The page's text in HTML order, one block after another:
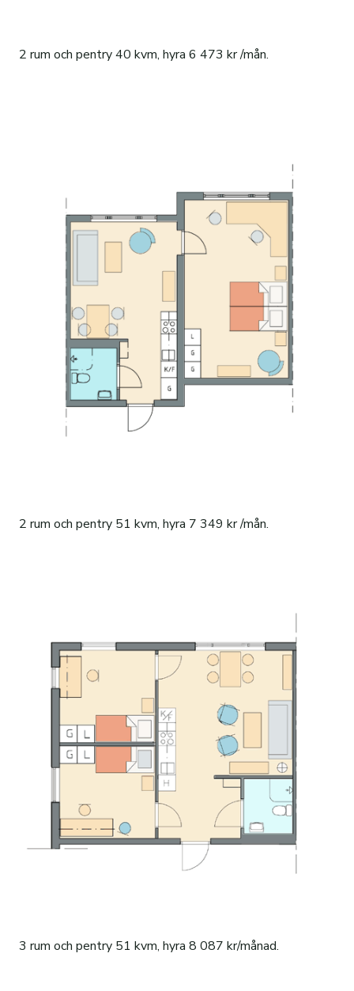
2 rum och pentry 40 kvm, hyra 6 473 kr /mån.
2 rum och pentry 51 kvm, hyra 7 349 kr /mån.
3 rum och pentry 51 kvm, hyra 8 087 kr/månad.